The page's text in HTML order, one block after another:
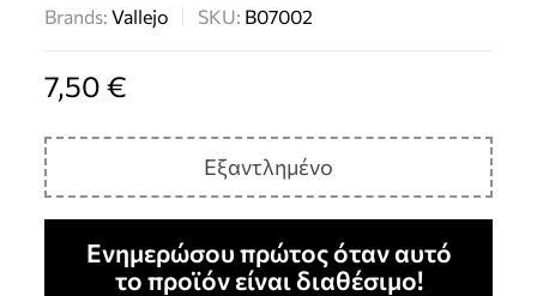
Brands:Vallejo SKU: B07002
7,50€
Εξαντλημένο
Ενημερώσου πρώτος όταν αυτό
το προϊόν είναι διαθέσιμο!